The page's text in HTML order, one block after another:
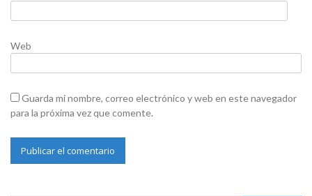
Web
Guarda mi nombre, correo electrónico y web en este navegador
para la próxima vez que comente.